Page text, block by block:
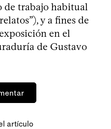
de trabajo habitual
y a fines de
en el
de Gustavo
artículo